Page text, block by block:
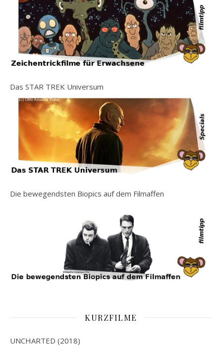
Das STAR TREK Universum
Die bewegendsten Biopics auf dem Filmaffen
KURZFILME
UNCHARTED (2018)